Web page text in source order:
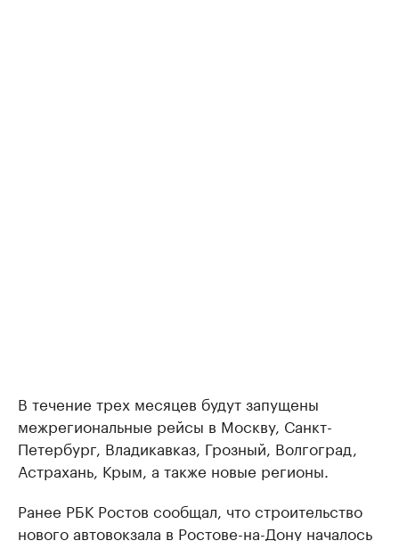
В течение трех месяцев будут запущены
межрегиональные рейсы в Москву, Санкт-
Петербург, Владикавказ, Грозный, Волгоград,
Астрахань, Крым, а также новые регионы.
Ранее РБК Ростов сообщал, что строительство
нового автовокзала в Ростове-на-Дону началось